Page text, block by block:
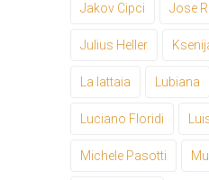
Jakov Cipci Jose
Julius Heller
La lattaia Lubiana
Luciano Floridi
Michele Pasotti